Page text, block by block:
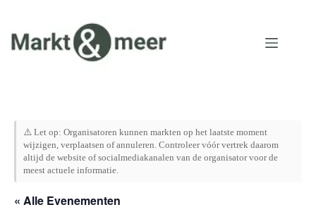
inhoud
⚠️ Let op: Organisatoren kunnen markten op het laatste moment
wijzigen, verplaatsen of annuleren. Controleer vóór vertrek daarom
altijd de website of socialmediakanalen van de organisator voor de
meest actuele informatie.
« Alle Evenementen